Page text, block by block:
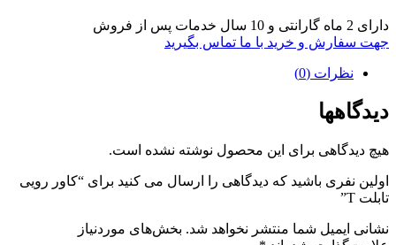
دارای 2 ماه گارانتی و 10 سال خدمات پس از فروش
جهت سفارش و خرید با ما تماس بگیرید
نظرات (0)
دیدگاهها
هیچ دیدگاهی برای این محصول نوشته نشده است.
اولین نفری باشید که دیدگاهی را ارسال می کنید برای “کاور رویی
تابلت T”
نشانی ایمیل شما منتشر نخواهد شد. بخش‌های موردنیاز